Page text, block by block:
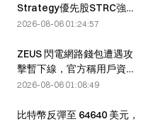
Strategy優先股STRC強勢
反彈；Block上調2026全年
2026-08-06 01:24:57
ZEUS 閃電網路錢包遭遇攻
擊暫下線，官方稱用戶資金
未丟失
2026-08-06 01:08:49
比特幣反彈至 64640 美元，